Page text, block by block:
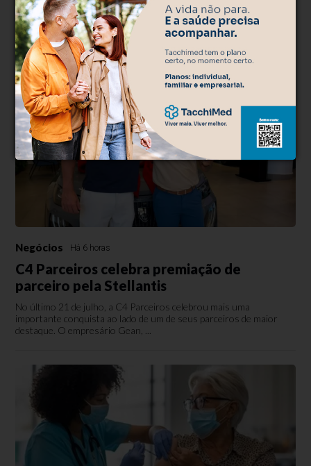
Esmeralda abre em 6 meses
Clínica de diagnóstico por imagem com tomógrafo de última geração
e raio-x é a primeira etapa do projeto de R$ 200 milhões,
desenvolvido pela Thoze...
Negócios Há 6 horas
C4 Parceiros celebra premiação de
parceiro pela Stellantis
No último 21 de julho, a C4 Parceiros celebrou mais uma
importante conquista ao lado de um de seus parceiros de maior
destaque. O empresário Gean, ...